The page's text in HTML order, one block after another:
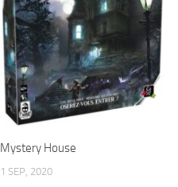
Mystery House
1 SEP, 2020